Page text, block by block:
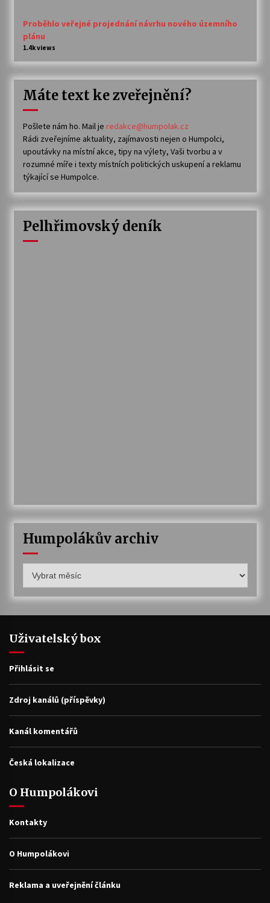
Proběhlo veřejné projednání návrhu nového územního
plánu
1.4k views
Máte text ke zveřejnění?
Pošlete nám ho. Mail je redakce@humpolak.cz
Rádi zveřejníme aktuality, zajímavosti nejen o Humpolci,
upoutávky na místní akce, tipy na výlety, Vaši tvorbu a v
rozumné míře i texty místních politických uskupení a reklamu
týkající se Humpolce.
Pelhřimovský deník
Humpolákův archiv
archiv
Uživatelský box
Přihlásit se
Zdroj kanálů (příspěvky)
Kanál komentářů
Česká lokalizace
O Humpolákovi
Kontakty
O Humpolákovi
Reklama a uveřejnění článku